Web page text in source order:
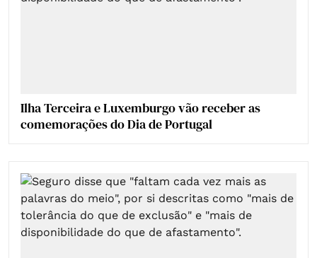
Ilha Terceira e Luxemburgo vão receber as
comemorações do Dia de Portugal